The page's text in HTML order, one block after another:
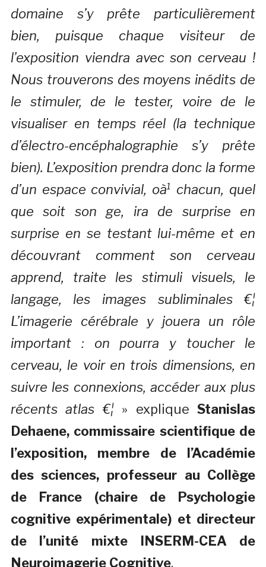
domaine s’y prête particulièrement
bien, puisque chaque visiteur de
l’exposition viendra avec son cerveau !
Nous trouverons des moyens inédits de
le stimuler, de le tester, voire de le
visualiser en temps réel (la technique
d’électro-encéphalographie s’y prête
bien). L’exposition prendra donc la forme
d’un espace convivial, oà¹ chacun, quel
que soit son ge, ira de surprise en
surprise en se testant lui-même et en
découvrant comment son cerveau
apprend, traite les stimuli visuels, le
langage, les images subliminales €¦
L’imagerie cérébrale y jouera un rôle
important : on pourra y toucher le
cerveau, le voir en trois dimensions, en
suivre les connexions, accéder aux plus
récents atlas €¦» expliqueStanislas
Dehaene, commissaire scientifique de
l’exposition, membre de l’Académie
des sciences, professeur au Collège
de France (chaire de Psychologie
cognitive expérimentale) et directeur
de l’unité mixte INSERM-CEA de
Neuroimagerie Cognitive.